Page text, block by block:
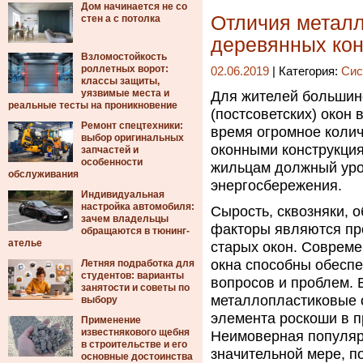
Дом начинается не со
стен а с потолка
Взломостойкость
роллетных ворот:
классы защиты,
уязвимые места и
реальные тесты на проникновение
Ремонт спецтехники:
выбор оригинальных
запчастей и
особенности
обслуживания
Индивидуальная
настройка автомобиля:
зачем владельцы
обращаются в тюнинг-
ателье
Летняя подработка для
студентов: варианты
занятости и советы по
выбору
Применение
известнякового щебня
в строительстве и его
основные достоинства
Отличия
деревянных
02.06.2019 | Категория:
Для жителей
(постсоветских) окон
время огромное
оконными
жильцам должный
энергосбережения.
Сырость, сквозняки,
факторы являются
старых окон.
окна способны
вопросов и проблем.
металлопластиковые
элемента роскоши в
Неимоверная
значительной мере,